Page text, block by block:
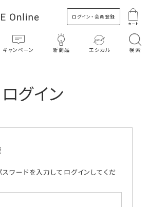
ログイン・会員登録
カート
キャンペーン 新商品 エシカル 検索
ログイン
スワードを入力してログインしてくだ